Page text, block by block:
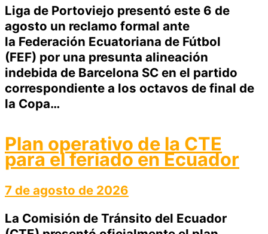
Liga de Portoviejo presentó este 6 de
agosto un reclamo formal ante
la Federación Ecuatoriana de Fútbol
(FEF) por una presunta alineación
indebida de Barcelona SC en el partido
correspondiente a los octavos de final de
la Copa…
Plan operativo de la CTE
para el feriado en Ecuador
7 de agosto de 2026
La Comisión de Tránsito del Ecuador